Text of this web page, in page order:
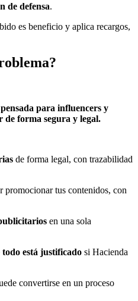
de defensa.
es beneficio y aplica recargos,
para influencers y
forma segura y legal.
de forma legal, con trazabilidad
promocionar tus contenidos, con
en una sola
está justificado si Hacienda
convertirse en un proceso